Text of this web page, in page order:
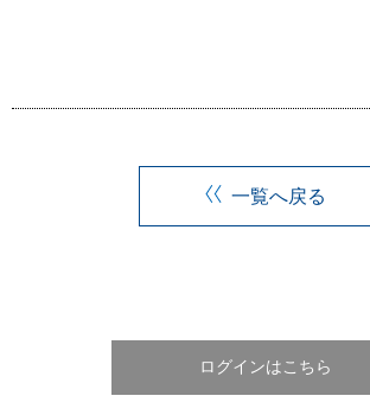
一覧へ戻る
ログインはこちら